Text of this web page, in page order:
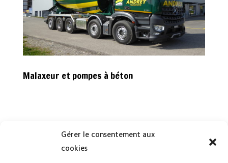
Gérer le consentement aux
cookies
Malaxeur et pompes à béton
Andrey Transports SA